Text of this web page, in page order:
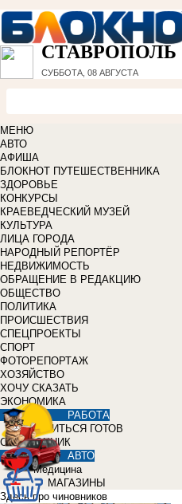
СТАВРОПОЛЬ
СУББОТА, 08 АВГУСТА
МЕНЮ
АВТО
АФИША
БЛОКНОТ ПУТЕШЕСТВЕННИКА
ЗДОРОВЬЕ
КОНКУРСЫ
КРАЕВЕДЧЕСКИЙ МУЗЕЙ
КУЛЬТУРА
ЛИЦА ГОРОДА
НАРОДНЫЙ РЕПОРТЁР
НЕДВИЖИМОСТЬ
ОБРАЩЕНИЕ В РЕДАКЦИЮ
ОБЩЕСТВО
ПОЛИТИКА
ПРОИСШЕСТВИЯ
СПЕЦПРОЕКТЫ
СПОРТ
ФОТОРЕПОРТАЖ
ХОЗЯЙСТВО
ХОЧУ СКАЗАТЬ
ЭКОНОМИКА
РАБОТА
УЧИТЬСЯ ГОТОВ
СПРАВОЧНИК
АВТО
Медицина
МАГАЗИНЫ
Здесь про чиновников